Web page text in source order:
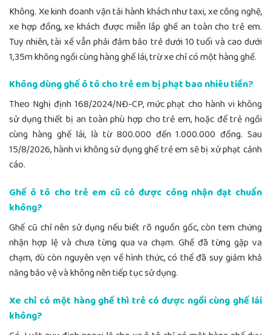
Không. Xe kinh doanh vận tải hành khách như taxi, xe công nghệ,
xe hợp đồng, xe khách được miễn lắp ghế an toàn cho trẻ em.
Tuy nhiên, tài xế vẫn phải đảm bảo trẻ dưới 10 tuổi và cao dưới
1,35m không ngồi cùng hàng ghế lái, trừ xe chỉ có một hàng ghế.
Không dùng ghế ô tô cho trẻ em bị phạt bao nhiêu tiền?
Theo Nghị định 168/2024/NĐ-CP, mức phạt cho hành vi không
sử dụng thiết bị an toàn phù hợp cho trẻ em, hoặc để trẻ ngồi
cùng hàng ghế lái, là từ 800.000 đến 1.000.000 đồng. Sau
15/8/2026, hành vi không sử dụng ghế trẻ em sẽ bị xử phạt cảnh
cáo.
Ghế ô tô cho trẻ em cũ có được công nhận đạt chuẩn
không?
Ghế cũ chỉ nên sử dụng nếu biết rõ nguồn gốc, còn tem chứng
nhận hợp lệ và chưa từng qua va chạm. Ghế đã từng gặp va
chạm, dù còn nguyên vẹn về hình thức, có thể đã suy giảm khả
năng bảo vệ và không nên tiếp tục sử dụng.
Xe chỉ có một hàng ghế thì trẻ có được ngồi cùng ghế lái
không?